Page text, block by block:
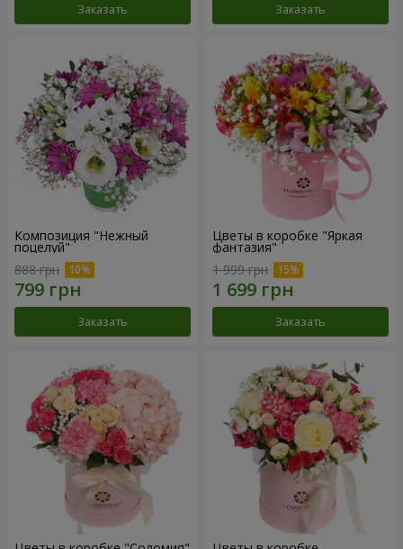
Заказать Заказать
Композиция "Нежный
поцелуй"
888 грн
Заказать
Цветы в коробке "Яркая
фантазия"
1 999 грн
Заказать